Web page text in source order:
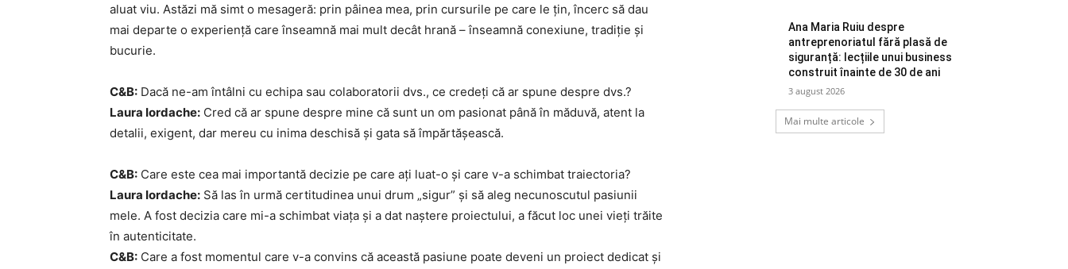
aluat viu. Astăzi mă simt o mesageră: prin pâinea mea, prin cursurile pe care le țin, încerc să dau
mai departe o experiență care înseamnă mai mult decât hrană – înseamnă conexiune, tradiție și
bucurie.
C&B: Dacă ne-am întâlni cu echipa sau colaboratorii dvs., ce credeți că ar spune despre dvs.?
Laura Iordache: Cred că ar spune despre mine că sunt un om pasionat până în măduvă, atent la
detalii, exigent, dar mereu cu inima deschisă și gata să împărtășească.
C&B: Care este cea mai importantă decizie pe care ați luat-o și care v-a schimbat traiectoria?
Laura Iordache: Să las în urmă certitudinea unui drum „sigur” și să aleg necunoscutul pasiunii
mele. A fost decizia care mi-a schimbat viața și a dat naștere proiectului, a făcut loc unei vieți trăite
în autenticitate.
C&B: Care a fost momentul care v-a convins că această pasiune poate deveni un proiect dedicat și
Ana Maria Ruiu despre
antreprenoriatul fără plasă de
siguranță: lecțiile unui business
construit înainte de 30 de ani
3 august 2026
Mai multe articole